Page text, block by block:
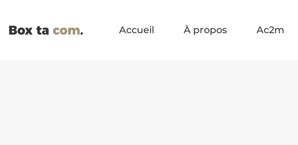
Accueil À propos Ac2m